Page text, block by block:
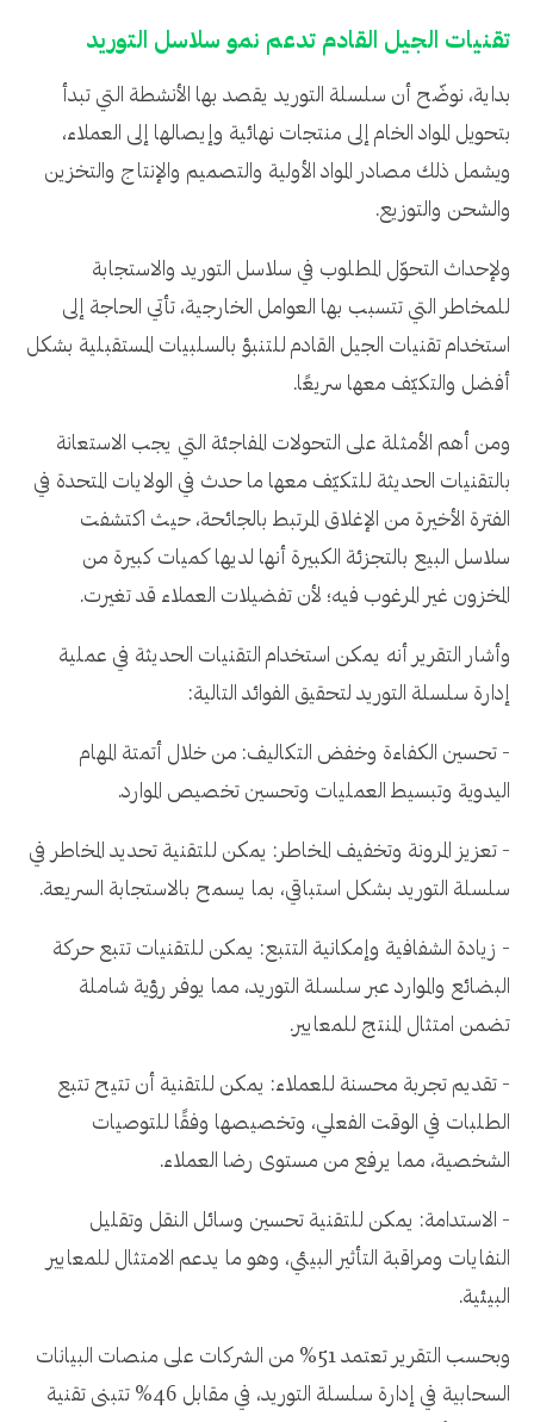
تقنيات الجيل القادم تدعم نمو سلاسل التوريد
بداية، نوضّح أن سلسلة التوريد يقصد بها الأنشطة التي تبدأ
بتحويل المواد الخام إلى منتجات نهائية وإيصالها إلى العملاء،
ويشمل ذلك مصادر المواد الأولية والتصميم والإنتاج والتخزين
والشحن والتوزيع.
ولإحداث التحوّل المطلوب في سلاسل التوريد والاستجابة
للمخاطر التي تتسبب بها العوامل الخارجية، تأتي الحاجة إلى
استخدام تقنيات الجيل القادم للتنبؤ بالسلبيات المستقبلية بشكل
أفضل والتكيّف معها سريعًا.
ومن أهم الأمثلة على التحولات المفاجئة التي يجب الاستعانة
بالتقنيات الحديثة للتكيّف معها ما حدث في الولايات المتحدة في
الفترة الأخيرة من الإغلاق المرتبط بالجائحة، حيث اكتشفت
سلاسل البيع بالتجزئة الكبيرة أنها لديها كميات كبيرة من
المخزون غير المرغوب فيه؛ لأن تفضيلات العملاء قد تغيرت.
وأشار التقرير أنه يمكن استخدام التقنيات الحديثة في عملية
إدارة سلسلة التوريد لتحقيق الفوائد التالية:
- تحسين الكفاءة وخفض التكاليف: من خلال أتمتة المهام
اليدوية وتبسيط العمليات وتحسين تخصيص الموارد.
- تعزيز المرونة وتخفيف المخاطر: يمكن للتقنية تحديد المخاطر في
سلسلة التوريد بشكل استباقي، بما يسمح بالاستجابة السريعة.
- زيادة الشفافية وإمكانية التتبع: يمكن للتقنيات تتبع حركة
البضائع والموارد عبر سلسلة التوريد، مما يوفر رؤية شاملة
تضمن امتثال المنتج للمعايير.
- تقديم تجربة محسنة للعملاء: يمكن للتقنية أن تتيح تتبع
الطلبات في الوقت الفعلي، وتخصيصها وفقًا للتوصيات
الشخصية، مما يرفع من مستوى رضا العملاء.
- الاستدامة: يمكن للتقنية تحسين وسائل النقل وتقليل
النفايات ومراقبة التأثير البيئي، وهو ما يدعم الامتثال للمعايير
البيئية.
وبحسب التقرير تعتمد 51% من الشركات على منصات البيانات
السحابية في إدارة سلسلة التوريد، في مقابل 46% تتبنى تقنية